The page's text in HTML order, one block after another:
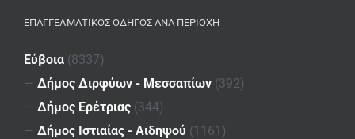
ΕΠΑΓΓΕΛΜΑΤΙΚΌΣ ΟΔΗΓΌΣ ΑΝΆ ΠΕΡΙΟΧΉ
Εύβοια (8337)
— Δήμος Διρφύων - Μεσσαπίων (392)
— Δήμος Ερέτριας (344)
— Δήμος Ιστιαίας - Αιδηψού (1161)